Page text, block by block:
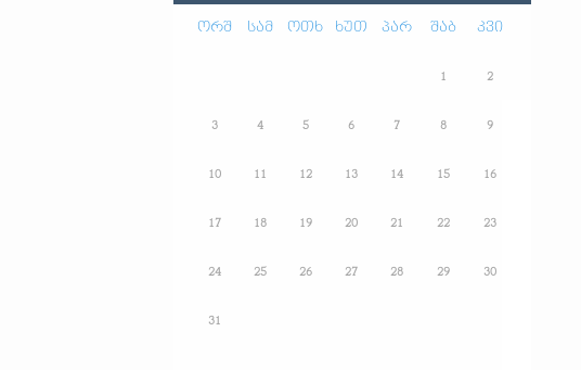
ორშ სამ ოთხ ხუთ პარ შაბ კვი
1 2
3 4 5 6 7 8 9
10 11 12 13 14 15 16
17 18 19 20 21 22 23
24 25 26 27 28 29 30
31